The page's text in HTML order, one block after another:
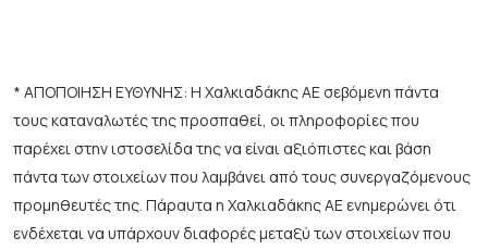
* ΑΠΟΠΟΙΗΣΗ ΕΥΘΥΝΗΣ: Η Χαλκιαδάκης ΑΕ σεβόμενη πάντα
τους καταναλωτές της προσπαθεί, οι πληροφορίες που
παρέχει στην ιστοσελίδα της να είναι αξιόπιστες και βάση
πάντα των στοιχείων που λαμβάνει από τους συνεργαζόμενους
προμηθευτές της. Πάραυτα η Χαλκιαδάκης ΑΕ ενημερώνει ότι
ενδέχεται να υπάρχουν διαφορές μεταξύ των στοιχείων που